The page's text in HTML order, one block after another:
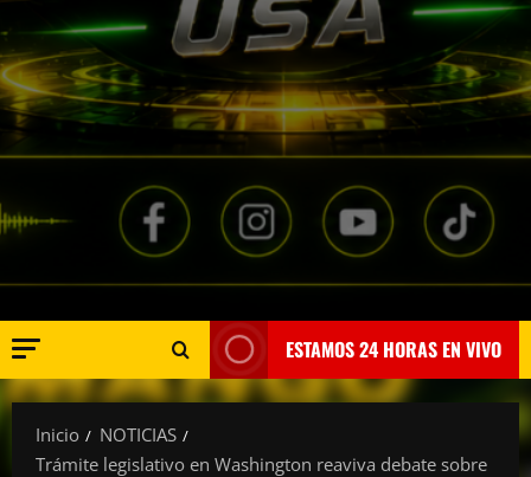
ESTAMOS 24 HORAS EN VIVO
Inicio
NOTICIAS
Trámite legislativo en Washington reaviva debate sobre